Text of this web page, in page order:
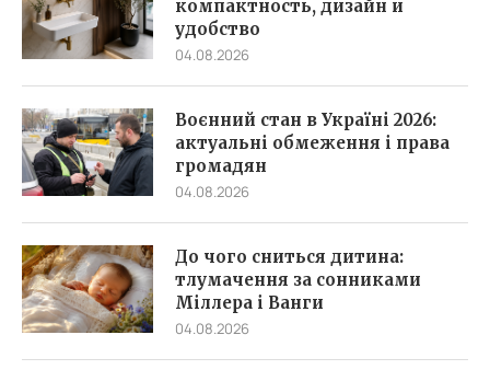
компактность, дизайн и
удобство
04.08.2026
Воєнний стан в Україні 2026:
актуальні обмеження і права
громадян
04.08.2026
До чого сниться дитина:
тлумачення за сонниками
Міллера і Ванги
04.08.2026